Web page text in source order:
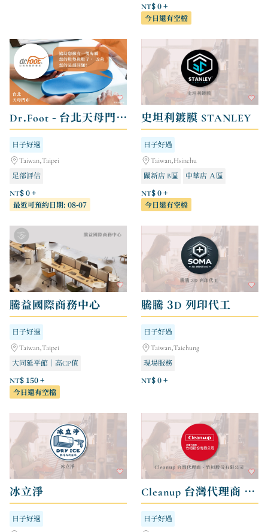
NT$ 0 +
今日還有空檔
Dr.Foot - 台北天母門市
日子好過
Taiwan,Taipei
足部評估
NT$ 0 +
最近可預約日期: 08-07
史坦利鍍膜 STANLEY
日子好過
Taiwan,Hsinchu
關新店 B區
中華店 Ａ區
關新店 Ａ區
NT$ 0 +
今日還有空檔
騰益國際商務中心
日子好過
Taiwan,Taipei
大同延平館｜高CP值
士林天母館｜舒適安靜
南京三民館｜商務首選
NT$ 150 +
今日還有空檔
騰騰 3D 列印代工
日子好過
Taiwan,Taichung
現場服務
NT$ 0 +
冰立淨
日子好過
Cleanup 台灣代理商 - 竹桓股份有限公司
日子好過